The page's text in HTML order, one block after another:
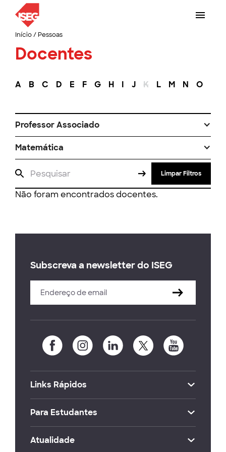
Início/ Pessoas
Docentes
A B C D E F G H I J K L M N O
Professor Associado
Matemática
Limpar Filtros
Não foram encontrados docentes.
Subscreva a newsletter do ISEG
Links Rápidos
Para Estudantes
Atualidade